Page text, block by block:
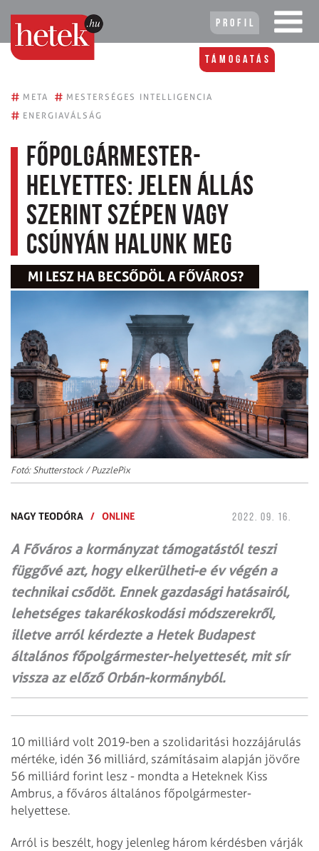
Profil
Támogatás
# META # MESTERSÉGES INTELLIGENCIA
# ENERGIAVÁLSÁG
Főpolgármester-
helyettes: Jelen állás
szerint szépen vagy
csúnyán halunk meg
MI LESZ HA BECSŐDÖL A FŐVÁROS?
Fotó: Shutterstock / PuzzlePix
NAGY TEODÓRA / ONLINE 2022. 09. 16.
A Főváros a kormányzat támogatástól teszi
függővé azt, hogy elkerülheti-e év végén a
technikai csődöt. Ennek gazdasági hatásairól,
lehetséges takarékoskodási módszerekről,
illetve arról kérdezte a Hetek Budapest
általános főpolgármester-helyettesét, mit sír
vissza az előző Orbán-kormányból.
10 milliárd volt 2019-ben a szolidaritási hozzájárulás
mértéke, idén 36 milliárd, számításaim alapján jövőre
56 milliárd forint lesz - mondta a Heteknek Kiss
Ambrus, a főváros általános főpolgármester-
helyettese.
Arról is beszélt, hogy jelenleg három kérdésben várják